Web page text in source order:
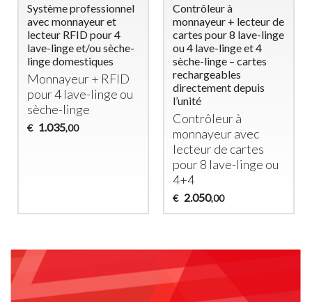
Monnayeur
Électronique pour
Machine à Laver
Domestique (Max
1900W) – Idéal pour
B&B et Établissements
d’Hébergement
Monnayeur
Électronique pour
Machine à Laver
Gettoniera
multimoneta per
Lavaggio e Asciugatura
cavalli
Legge monete da €
0,1..0,2..0,5..1..2
€ 430